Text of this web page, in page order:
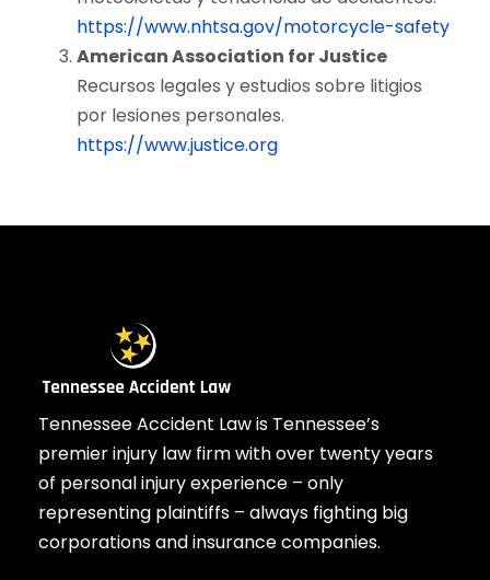
https://www.nhtsa.gov/motorcycle-safety
American Association for Justice
Recursos legales y estudios sobre litigios
por lesiones personales.
https://www.justice.org
Tennessee Accident Law is Tennessee’s
premier injury law firm with over twenty years
of personal injury experience – only
representing plaintiffs – always fighting big
corporations and insurance companies.